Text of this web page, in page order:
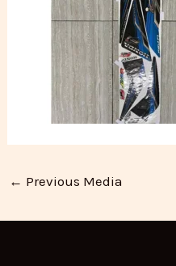
← Previous Media